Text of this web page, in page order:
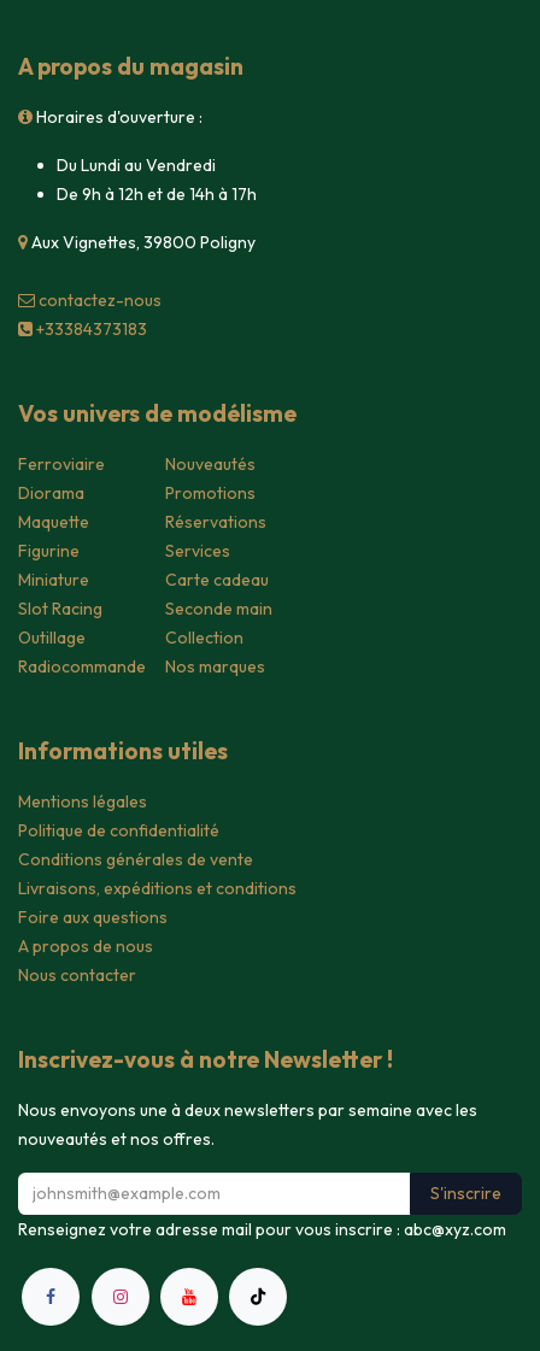
A propos du magasin
Horaires d'ouverture :
Du Lundi au Vendredi
De 9h à 12h et de 14h à 17h
Aux Vignettes, 39800 Poligny
contacte​z-nous
+33384373183
Vos univers de modélisme
Ferroviaire
Diorama
Maquette
Figurine
Miniature
Slot Racing
Outillage
Radiocommande
Nouveautés
Promotions
Réservations
Services
Carte cadeau
Seconde main
Collection
Nos marques
Informations utiles
Mentions légales
Politique de confidentialité
Conditions générales de vente
Livraisons, expéditions et conditions
Foire aux questions
A propos de nous
Nous contacter
Inscrivez-vous à notre Newsletter !
Nous envoyons une à deux newsletters par semaine avec les
nouveautés et nos offres.
S'inscrire
Renseignez votre adresse mail pour vous inscrire : abc@xyz.com